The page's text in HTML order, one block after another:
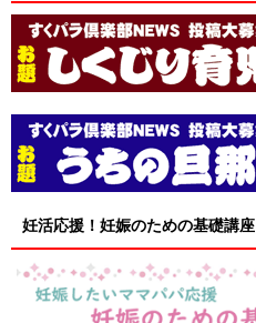
妊活応援！妊娠のための基礎講座